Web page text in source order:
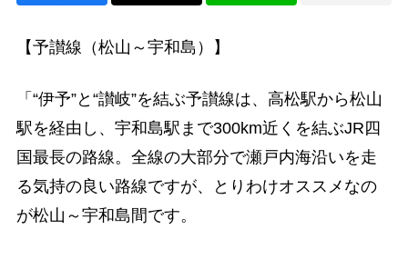
【予讃線（松山～宇和島）】
「“伊予”と“讃岐”を結ぶ予讃線は、高松駅から松山
駅を経由し、宇和島駅まで300km近くを結ぶJR四
国最長の路線。全線の大部分で瀬戸内海沿いを走
る気持の良い路線ですが、とりわけオススメなの
が松山～宇和島間です。